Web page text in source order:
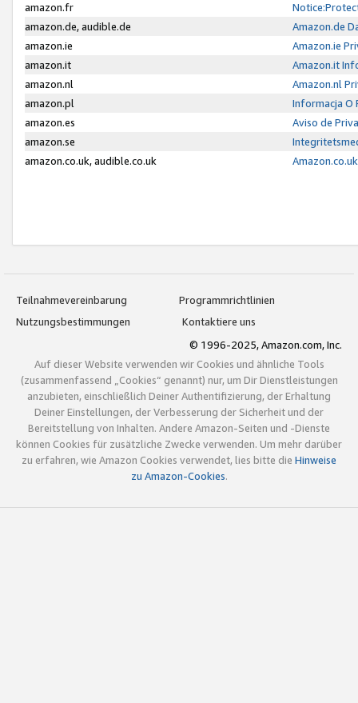
amazon.fr
amazon.de, audible.de
Amazon.de
amazon.ie
Amazon.ie
amazon.it
Amazon.it
amazon.nl
Amazon.nl
amazon.pl
Informacja O
amazon.es
Aviso de
amazon.se
amazon.co.uk, audible.co.uk
Teilnahmevereinbarung
Programmrichtlinien
Nutzungsbestimmungen
Kontaktiere uns
© 1996-2025, Amazon.com, Inc.
Auf dieser Website verwenden wir Cookies und ähnliche Tools
(zusammenfassend „Cookies“ genannt) nur, um Dir Dienstleistungen
anzubieten, einschließlich Deiner Authentifizierung, der Erhaltung
Deiner Einstellungen, der Verbesserung der Sicherheit und der
Bereitstellung von Inhalten. Andere Amazon-Seiten und -Dienste
können Cookies für zusätzliche Zwecke verwenden. Um mehr darüber
zu erfahren, wie Amazon Cookies verwendet, lies bitte die Hinweise
zu Amazon-Cookies.